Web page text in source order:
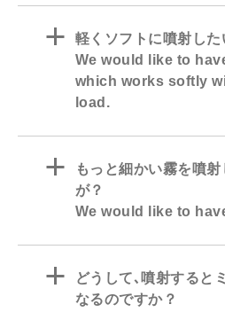
a
軽くソフトに噴射した
We would like to
which works softly
load.
a
もっと細かい霧を噴
が？
We would like to
a
どうして､噴射すると
なるのですか？